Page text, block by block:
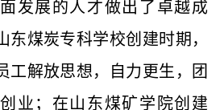
发展的人才做出了卓越成
东煤炭专科学校创建时期，
工解放思想，自力更生，团
业；在山东煤矿学院创建